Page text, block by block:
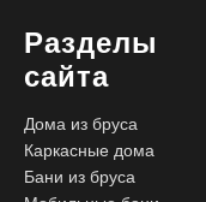
Разделы
сайта
Дома из бруса
Каркасные дома
Бани из бруса